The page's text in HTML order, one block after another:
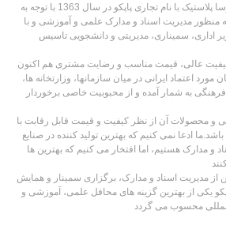
شرکت تولیدی و صنعتی پارسا پلاستیک با نام تجاری پاپکو در سال 1363 با توجه به
منظور مدیریت اسناد و مدارک علمی و آموزشی و با
اداری، سمیناری، مدیریتی و دانشجویی تاسیس
کیفیت عالی، قیمت مناسب و رضایت مشتری هم اکنون
مورد اعتماد ایرانی در میان سازمانها، وزارتخانه ها،
به شمار آمده و از محبوبیت خاصی برخوردار
و محصولات آن از نظر کیفیت و قیمت قابل رقابت با
ادعا نمی کنیم که بهترین تولید کننده در صنایع
و مدارک هستیم، اما افتخار می کنیم که بهترین ها
مدیریت اسناد و مدارک، برگزاری سمینار و همایش
یکی از بهترین گزینه های محافل علمی، آموزشی و
محسوب می گردد